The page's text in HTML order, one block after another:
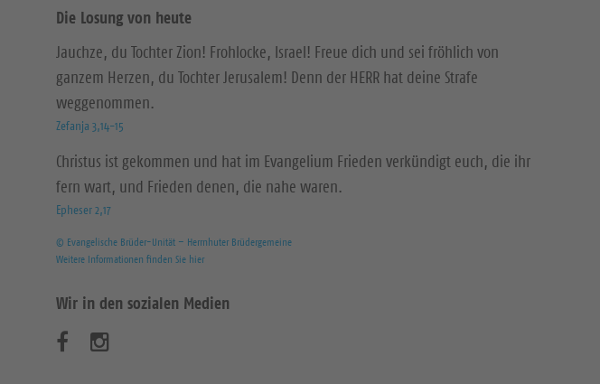
Die Losung von heute
Jauchze, du Tochter Zion! Frohlocke, Israel! Freue dich und sei fröhlich von
ganzem Herzen, du Tochter Jerusalem! Denn der HERR hat deine Strafe
weggenommen.
Zefanja 3,14-15
Christus ist gekommen und hat im Evangelium Frieden verkündigt euch, die ihr
fern wart, und Frieden denen, die nahe waren.
Epheser 2,17
© Evangelische Brüder-Unität – Herrnhuter Brüdergemeine
Weitere Informationen finden Sie hier
Wir in den sozialen Medien